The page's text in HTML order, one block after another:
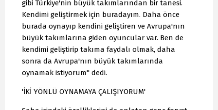
gibi Türkiye'nin büyük takımlarından bir tanesi.
Kendimi geliştirmek için buradayım. Daha önce
burada oynayıp kendini geliştiren ve Avrupa'nın
büyük takımlarına giden oyuncular var. Ben de
kendimi geliştirip takıma faydalı olmak, daha
sonra da Avrupa'nın büyük takımlarında
oynamak istiyorum" dedi.
'İKİ YÖNLÜ OYNAMAYA ÇALIŞIYORUM'